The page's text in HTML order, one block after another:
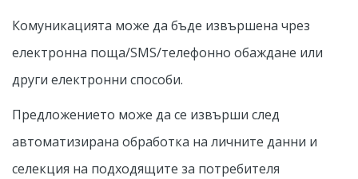
Комуникацията може да бъде извършена чрез
електронна поща/SMS/телефонно обаждане или
други електронни способи.
Предложението може да се извърши след
автоматизирана обработка на личните данни и
селекция на подходящите за потребителя